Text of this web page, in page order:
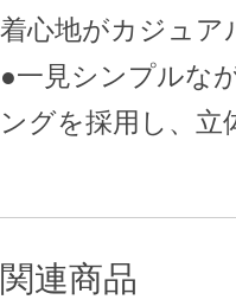
着心地がカジュア
●一見シンプルな
ングを採用し、
関連商品